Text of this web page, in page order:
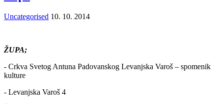
Uncategorised 10. 10. 2014
ŽUPA;
- Crkva Svetog Antuna Padovanskog Levanjska Varoš – spomenik
kulture
- Levanjska Varoš 4